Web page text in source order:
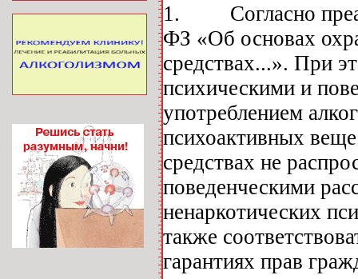
1. Согласно
ФЗ «Об основах
средствах...». При
психическими и
употреблением
психоактивных
средствах не
поведенческими
ненаркотических
также
гарантиях прав